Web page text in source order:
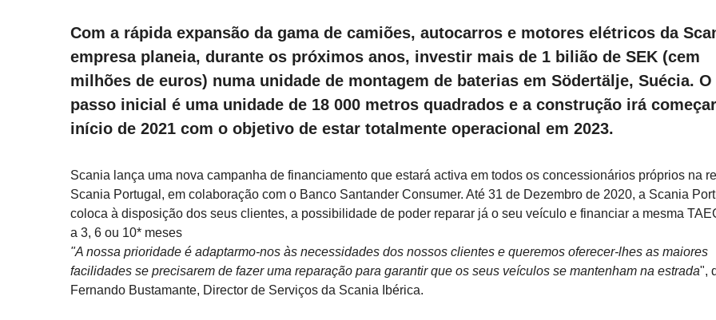
Com a rápida expansão da gama de camiões, autocarros e motores elétricos da
empresa planeia, durante os próximos anos, investir mais de 1 bilião de SEK (cem
milhões de euros) numa unidade de montagem de baterias em Södertälje, Suécia. O
passo inicial é uma unidade de 18 000 metros quadrados e a construção irá
início de 2021 com o objetivo de estar totalmente operacional em 2023.
Scania lança uma nova campanha de financiamento que estará activa em todos os concessionários próprios na
Scania Portugal, em colaboração com o Banco Santander Consumer. Até 31 de Dezembro de 2020, a Scania
coloca à disposição dos seus clientes, a possibilidade de poder reparar já o seu veículo e financiar a mesma
a 3, 6 ou 10* meses
"A nossa prioridade é adaptarmo-nos às necessidades dos nossos clientes e queremos oferecer-lhes as maiores
facilidades se precisarem de fazer uma reparação para garantir que os seus veículos se mantenham na estrada",
Fernando Bustamante, Director de Serviços da Scania Ibérica.